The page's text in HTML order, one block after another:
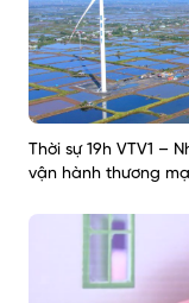
Thời sự 19h VTV1 –
vận hành thương
thác trong tháng 10/